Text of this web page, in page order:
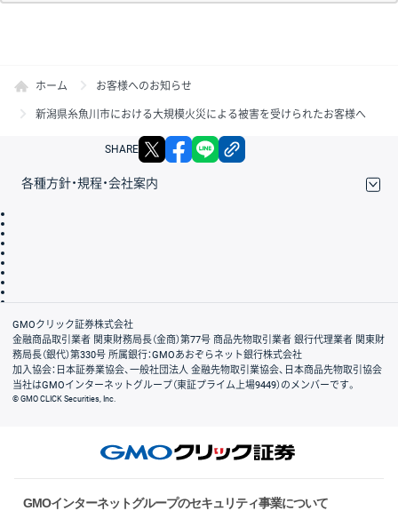
ホーム お客様へのお知らせ
新潟県糸魚川市における大規模火災による被害を受けられたお客様へ
SHARE X facebook
各種方針・規程・会社案内
会社案内
GMOクリック証券株式会社
金融商品取引業者 関東財務局長（金商）第77号 商品先物取引業者 銀行代理業者 関東財
務局長（銀代）第330号 所属銀行：GMOあおぞらネット銀行株式会社
加入協会：日本証券業協会、一般社団法人 金融先物取引業協会、日本商品先物取引協会
当社はGMOインターネットグループ（東証プライム上場9449）のメンバーです。
© GMO CLICK Securities, Inc.
GMOインターネットグループのセキュリティ事業について